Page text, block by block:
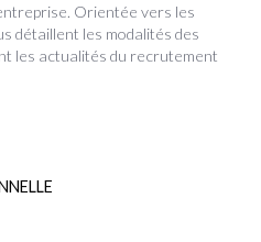
Orientée vers les
détaillent les modalités des
les actualités du recrutement